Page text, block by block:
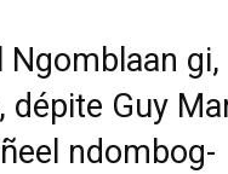
gi,
dépite Guy
ndombog-